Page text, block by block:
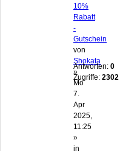
10%
Rabatt
-
Gutschein
von
Shokata
»
Mo
7.
Apr
2025,
11:25
»
in
Antworten: 0
Zugriffe: 2302